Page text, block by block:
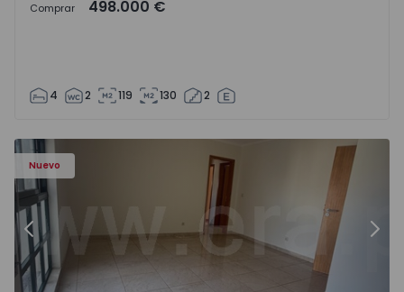
Comprar 498.000 €
4 2 119 130 2
Nuevo
- 15
Apartamento T3 Sintra, Algueirão-Mem Martins -
Anterior